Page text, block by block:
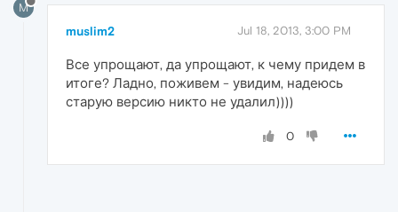
M
muslim2 Jul 18, 2013, 3:00 PM
Все упрощают, да упрощают, к чему придем в
итоге? Ладно, поживем - увидим, надеюсь
старую версию никто не удалил))))
0